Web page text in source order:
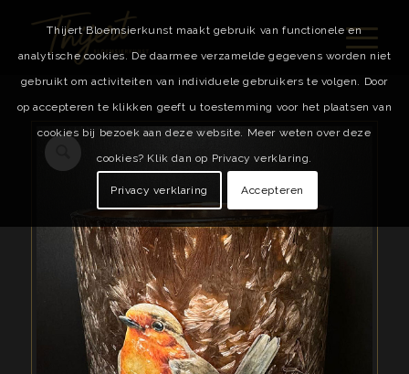
Thijert Bloemsierkunst maakt gebruik van functionele en
analytische cookies. De daarmee verzamelde gegevens worden niet
gebruikt om activiteiten van individuele gebruikers te volgen. Door
op accepteren te klikken geeft u toestemming voor het plaatsen van
cookies bij bezoek aan deze website. Meer weten over deze
cookies? Klik dan op Privacy verklaring.
Privacy verklaring Accepteren